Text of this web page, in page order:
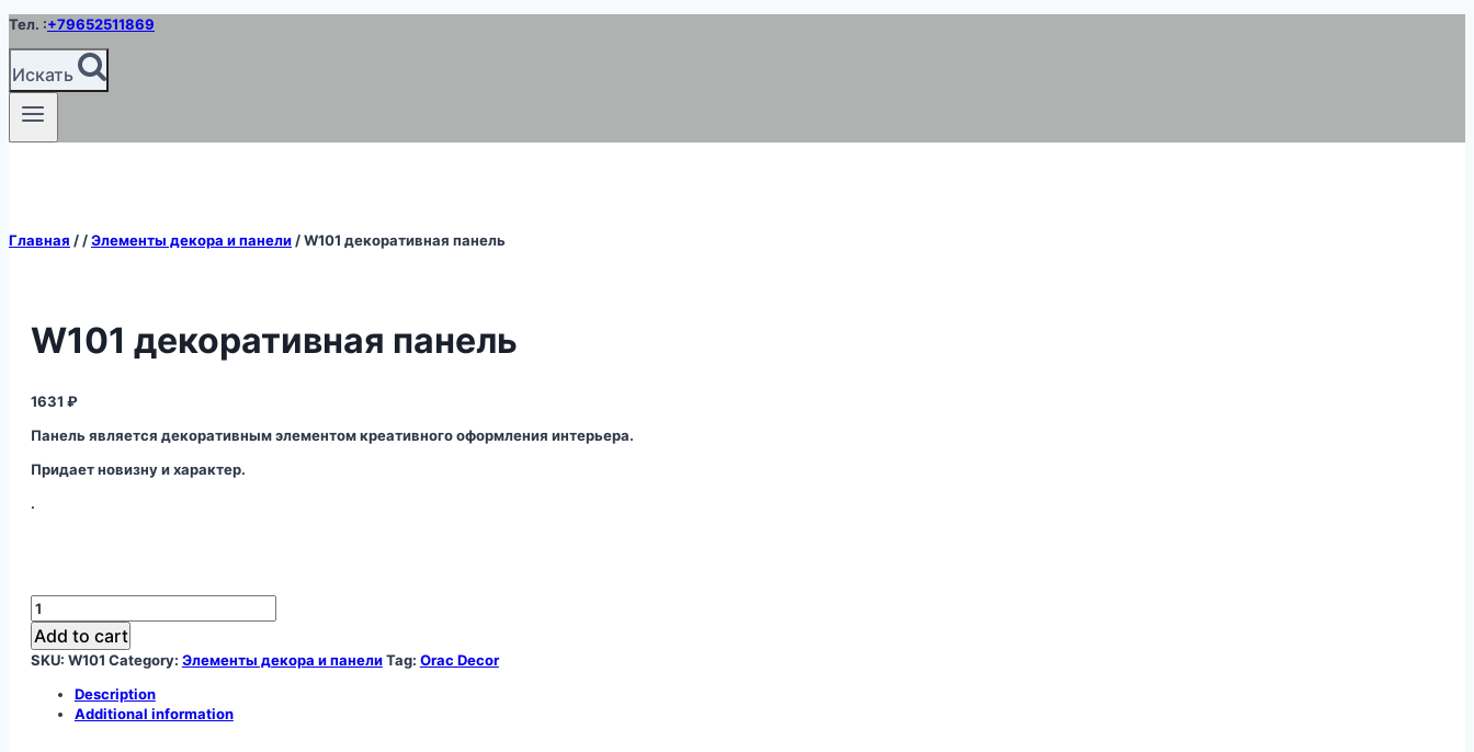
Перейти
содержимому
Тел. :+79652511869
Искать
Главная / /Элементы декора и панели /W101 декоративная панель
W101 декоративная панель
1631 ₽
Панель является декоративным элементом креативного оформления интерьера.
Придает новизну и характер.
.
W101
декоративная
панель
quantity
Add to cart
SKU: W101 Category: Элементы декора и панелиTag: Orac Decor
Description
Additional information